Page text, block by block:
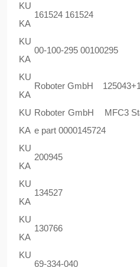
KU
KA
161524 161524
KU
KA
00-100-295 00100295
KU
KA
Roboter GmbH
KU
KA
Roboter GmbH MFC3
e part 0000145724
KU
KA
200945
KU
KA
134527
KU
KA
130766
KU
69-334-040